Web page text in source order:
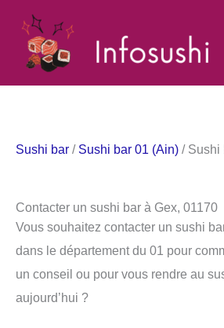
contenu
Sushi bar / Sushi bar 01 (Ain) / Sushi
Contacter un sushi bar à Gex, 01170
Vous souhaitez contacter un sushi
dans le département du 01 pour
un conseil ou pour vous rendre au
aujourd’hui ?